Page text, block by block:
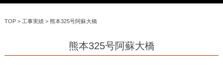
TOP> 工事実績> 熊本325号阿蘇大橋
熊本325号阿蘇大橋